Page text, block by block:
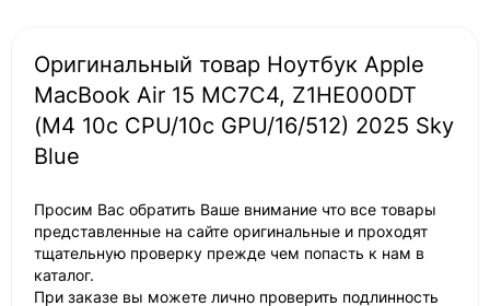
Оригинальный товар Ноутбук Apple
MacBook Air 15 MC7C4, Z1HE000DT
(M4 10c CPU/10c GPU/16/512) 2025 Sky
Blue
Просим Вас обратить Ваше внимание что все товары
представленные на сайте оригинальные и проходят
тщательную проверку прежде чем попасть к нам в
каталог.
При заказе вы можете лично проверить подлинность